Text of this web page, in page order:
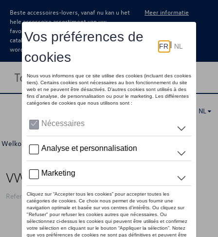
Beste accessoires-lovers, vanaf nu kan u het
hele accessoire assortiment van uw
favoriete merk terugvinden in de online
catalogus. Deze kunnen steeds besteld
worden via uw dealer.
Meer informatie
Toggle navigation
NL
Welkom >Voor u Sleutelhangers en lanyards
VW sleutelhanger 3D hart, zilver
Referentie: 7E9087010A